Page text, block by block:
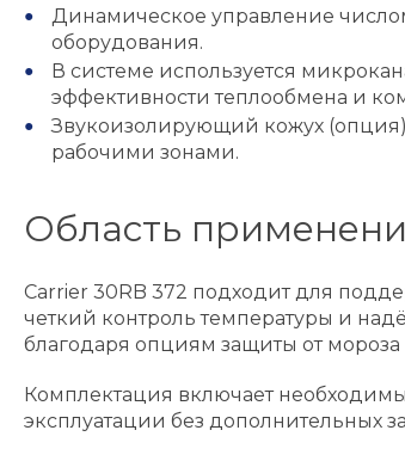
Динамическое управление
оборудования.
В системе используется
эффективности теплообмена и
Звукоизолирующий кожух
рабочими зонами.
Область
Carrier 30RB 372 подходит для
четкий контроль температуры и
благодаря опциям защиты от мороза
Комплектация включает
эксплуатации без дополнительных